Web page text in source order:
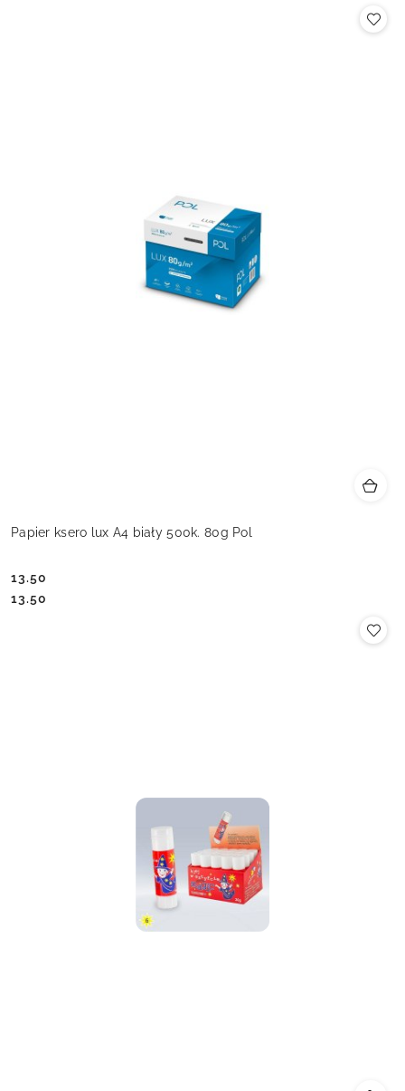
Papier ksero lux A4 biały 500k. 80g Pol
Cena:
13.50
Cena:
13.50